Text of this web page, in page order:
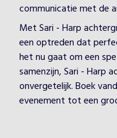
communicatie met de
Met Sari - Harp
een optreden dat
het nu gaat om een
samenzijn, Sari - Harp
onvergetelijk. Boek
evenement tot een